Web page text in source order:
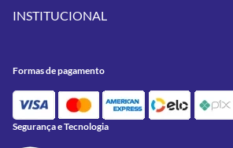
Pneus
Utilidades
Feminino
Lançamentos
Meus Pedidos
Política de Privacidade
Política de Campanhas e promoções
INSTITUCIONAL
Contato
Oficina/Serviços
Formas de pagamento
Segurança e Tecnologia